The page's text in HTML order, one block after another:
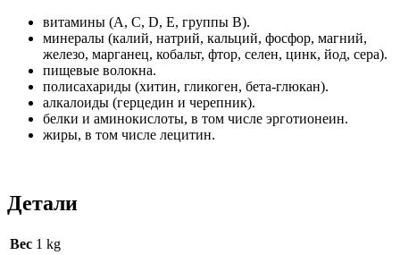
витамины (А, С, D, Е, группы В).
минералы (калий, натрий, кальций, фосфор, магний,
железо, марганец, кобальт, фтор, селен, цинк, йод, сера).
пищевые волокна.
полисахариды (хитин, гликоген, бета-глюкан).
алкалоиды (герцедин и черепник).
белки и аминокислоты, в том числе эрготионеин.
жиры, в том числе лецитин.
Детали
Вес 1 kg